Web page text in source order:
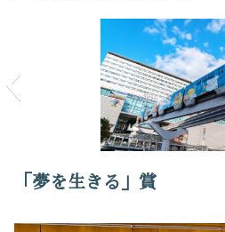
「夢を生きる」賞